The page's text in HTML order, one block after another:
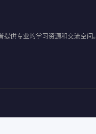
供专业的学习资源和交流空间。